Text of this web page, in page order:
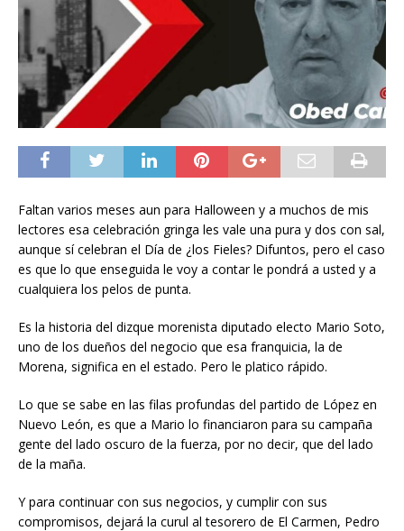
Faltan varios meses aun para Halloween y a muchos de mis
lectores esa celebración gringa les vale una pura y dos con sal,
aunque sí celebran el Día de ¿los Fieles? Difuntos, pero el caso
es que lo que enseguida le voy a contar le pondrá a usted y a
cualquiera los pelos de punta.
Es la historia del dizque morenista diputado electo Mario Soto,
uno de los dueños del negocio que esa franquicia, la de
Morena, significa en el estado. Pero le platico rápido.
Lo que se sabe en las filas profundas del partido de López en
Nuevo León, es que a Mario lo financiaron para su campaña
gente del lado oscuro de la fuerza, por no decir, que del lado
de la maña.
Y para continuar con sus negocios, y cumplir con sus
compromisos, dejará la curul al tesorero de El Carmen, Pedro